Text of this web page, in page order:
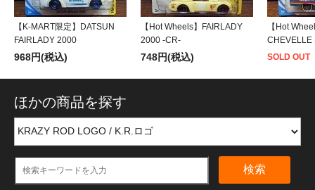
【K-MART限定】DATSUN
FAIRLADY 2000
968円(税込)
【Hot Wheels】FAIRLADY
2000 -CR-
748円(税込)
【Hot
CHEVELLE
SOLD OUT
ほかの商品を探す
検索